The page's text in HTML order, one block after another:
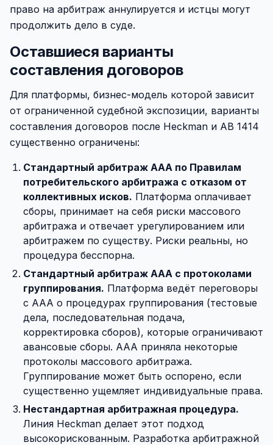
право на арбитраж аннулируется и истцы могут
продолжить дело в суде.
Оставшиеся варианты
составления договоров
Для платформы, бизнес-модель которой зависит
от ограниченной судебной экспозиции, варианты
составления договоров после Heckman и AB 1414
существенно ограничены:
Стандартный арбитраж AAA по Правилам
потребительского арбитража с отказом от
коллективных исков. Платформа оплачивает
сборы, принимает на себя риски массового
арбитража и отвечает урегулированием или
арбитражем по существу. Риски реальны, но
процедура бесспорна.
Стандартный арбитраж AAA с протоколами
группирования. Платформа ведёт переговоры
с AAA о процедурах группирования (тестовые
дела, последовательная подача,
корректировка сборов), которые ограничивают
авансовые сборы. AAA приняла некоторые
протоколы массового арбитража.
Группирование может быть оспорено, если
существенно ущемляет индивидуальные права.
Нестандартная арбитражная процедура.
Линия Heckman делает этот подход
высокорискованным. Разработка арбитражной